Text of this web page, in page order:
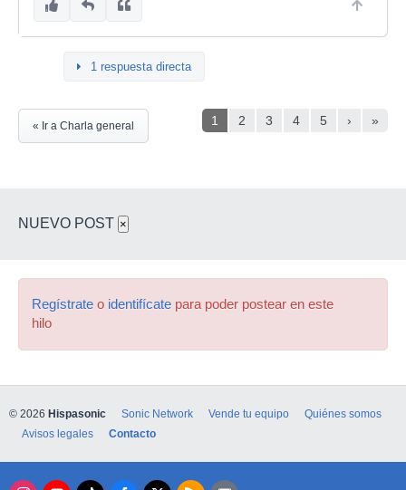
1 respuesta directa
1 2 3 4 5 › »
« Ir a Charla general
NUEVO POST ×
Regístrate o identifícate para poder postear en este
hilo
© 2026 Hispasonic Sonic Network Vende tu equipo
Quiénes somos
Avisos legales
Contacto